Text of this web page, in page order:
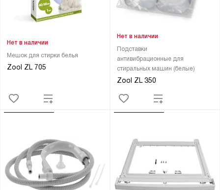
Мешок для стирки белья
Zool ZL 705
Нет в наличии
Подставки
антивибрационные для
стиральных машин (белые)
Zool ZL 350
Нет в наличии